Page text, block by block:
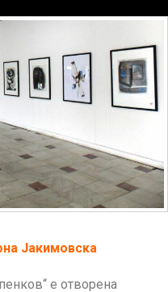
Јакимовска
е отворена